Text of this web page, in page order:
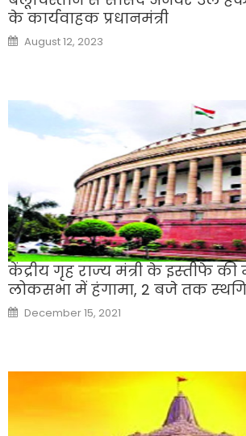
के कार्यवाहक प्रधानमंत्री
Posted
on
August 12, 2023
केंद्रीय गृह राज्‍य मंत्री के इस्‍तीफे की
लोकसभा में हंगामा, 2 बजे तक
Posted
on
December 15, 2021